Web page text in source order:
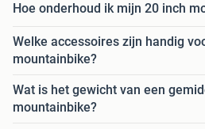
Hoe onderhoud ik mijn 20 inch
Welke accessoires zijn handig
mountainbike?
Wat is het gewicht van een
mountainbike?